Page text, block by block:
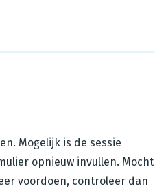
Mogelijk is de sessie
opnieuw invullen. Mocht
voordoen, controleer dan